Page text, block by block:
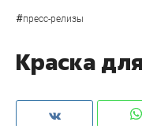
#пресс-релизы
Краска